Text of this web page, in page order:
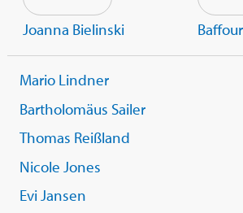
Joanna Bielinski
Mario Lindner
Bartholomäus Sailer
Thomas Reißland
Nicole Jones
Evi Jansen